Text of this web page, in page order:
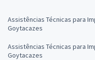
Assistências Técnicas para
Goytacazes
Assistências Técnicas para
Goytacazes